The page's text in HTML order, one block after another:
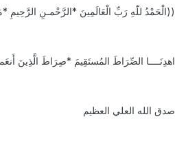
((الْحَمْدُ للّهِ رَبِّ الْعَالَمِينَ *الرَّحْمـنِ الرَّحِيمِ
اهدِنَــــا الصِّرَاطَ المُستَقِيمَ *صِرَاطَ الَّذِينَ
صدق الله العلي العظيم